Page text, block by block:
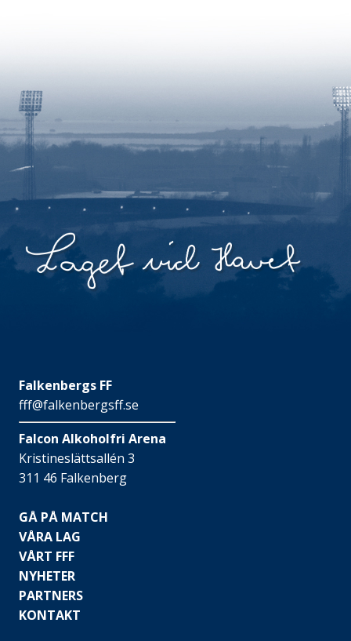
Falkenbergs FF
fff@falkenbergsff.se
Falcon Alkoholfri Arena
Kristineslättsallén 3
311 46 Falkenberg
GÅ PÅ MATCH
VÅRA LAG
VÅRT FFF
NYHETER
PARTNERS
KONTAKT